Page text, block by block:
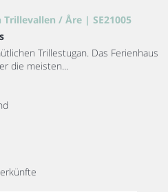
/ Åre | SE21005
Trillestugan. Das Ferienhaus
die meisten...